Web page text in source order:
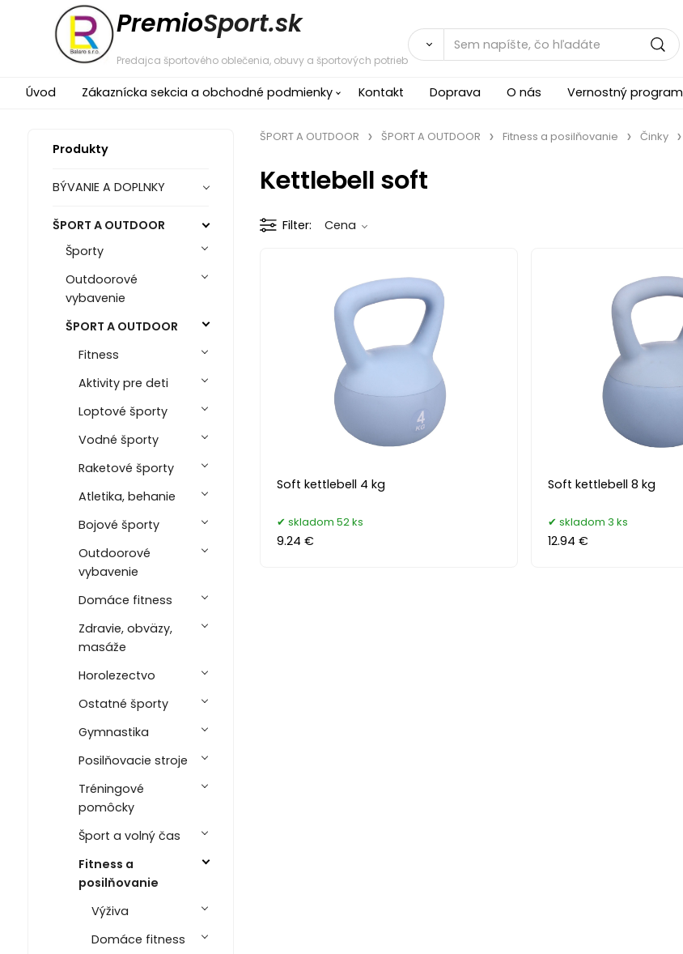
PremioSport.sk
Predajca športového oblečenia, obuvy a športových potrieb
Úvod Zákaznícka sekcia a obchodné podmienky Kontakt Doprava O nás Vernostný program
Produkty
BÝVANIE A DOPLNKY
ŠPORT A OUTDOOR
Športy
Outdoorové
vybavenie
ŠPORT A OUTDOOR
Fitness
Aktivity pre deti
Loptové športy
Vodné športy
Raketové športy
Atletika, behanie
Bojové športy
Outdoorové
vybavenie
Domáce fitness
Zdravie, obväzy,
masáže
Horolezectvo
Ostatné športy
Gymnastika
Posilňovacie stroje
Tréningové
pomôcky
Šport a volný čas
Fitness a
posilňovanie
Výživa
Domáce fitness
ŠPORT A OUTDOOR ŠPORT A OUTDOOR Fitness a posilňovanie Činky
Kettlebell soft
Filter Cena
Soft kettlebell 4 kg
skladom 52 ks
9.24 €
Soft kettlebell 8 kg
skladom 3 ks
12.94 €